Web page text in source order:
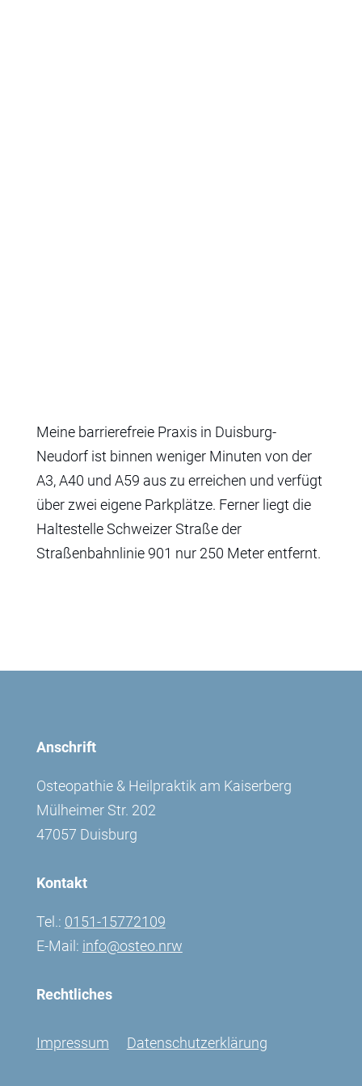
Meine barrierefreie Praxis in Duisburg-
Neudorf ist binnen weniger Minuten von der
A3, A40 und A59 aus zu erreichen und verfügt
über zwei eigene Parkplätze. Ferner liegt die
Haltestelle Schweizer Straße der
Straßenbahnlinie 901 nur 250 Meter entfernt.
Anschrift
Osteopathie & Heilpraktik am Kaiserberg
Mülheimer Str. 202
47057 Duisburg
Kontakt
Tel.: 0151-15772109
E-Mail: info@osteo.nrw
Rechtliches
Impressum Datenschutzerklärung